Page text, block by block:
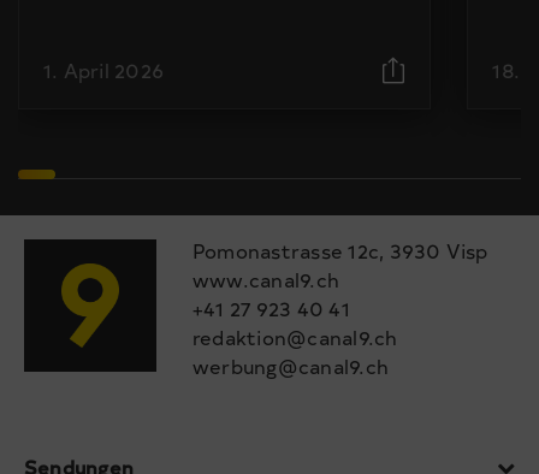
1. April 2026 18.
Pomonastrasse 12c, 3930 Visp
www.canal9.ch
+41 27 923 40 41
redaktion@canal9.ch
werbung@canal9.ch
Sendungen